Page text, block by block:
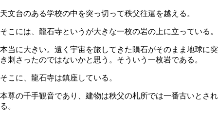
天文台のある学校の中を突っ切って秩父往還を越える。
そこには、龍石寺というが大きな一枚の岩の上に立っている。
本当に大きい。遠く宇宙を旅してきた隕石がそのまま地球に突
き刺さったのではないかと思う。そういう一枚岩である。
そこに、龍石寺は鎮座している。
本尊の千手観音であり、建物は秩父の札所では一番古いとされ
る。